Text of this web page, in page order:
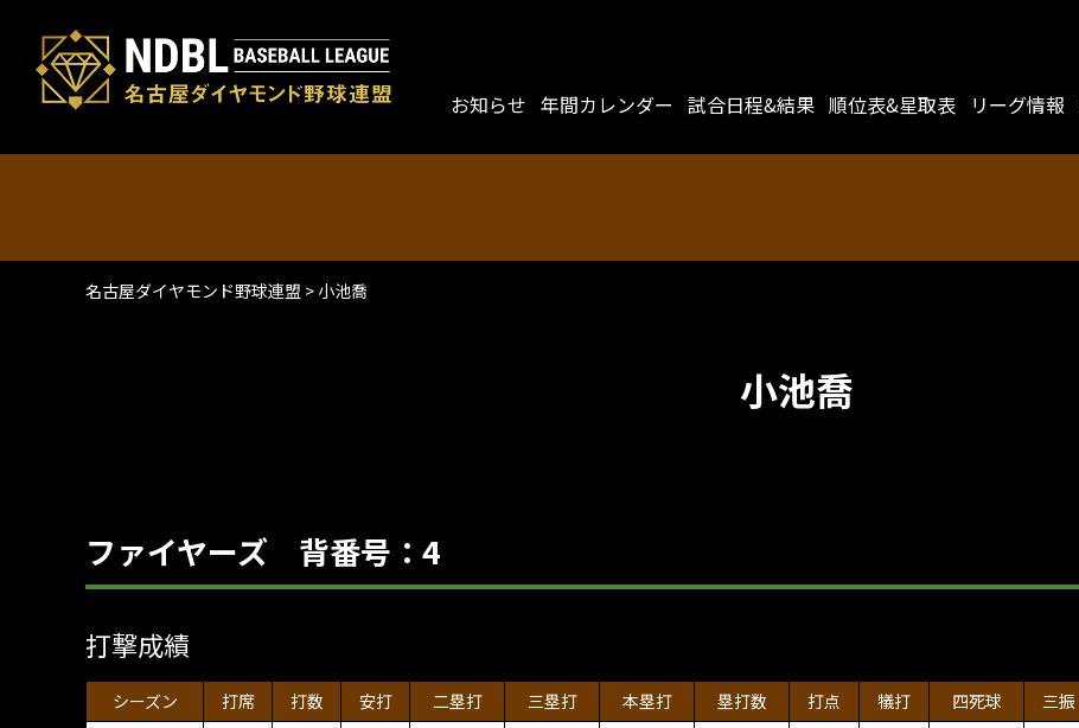
お知らせ 年間カレンダー 試合日程&結果 順位表&星取表 リーグ情報
名古屋ダイヤモンド野球連盟 > 小池喬
小池喬
ファイヤーズ 背番号：4
打撃成績
シーズン 打席 打数 安打 二塁打 三塁打 本塁打 塁打数 打点 犠打 四死球 三振